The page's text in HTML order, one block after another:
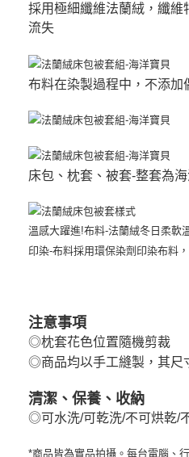
採用極細纖維法蘭絨，纖
流失
布料在染製過程中，不添加
床包、枕套、被套-整套為
溫感大躍進!布料-法蘭絨冬日柔軟
印染-布料採用環保染劑印染布料
注意事項
◎枕套花色位置隨機剪裁
◎商品均以手工縫製，其尺
清潔、保養、收納
◎可水洗/可乾洗/不可烘乾/
*商品皆為實品拍攝。每台電腦、